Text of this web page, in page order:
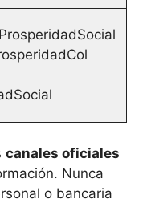
canales oficiales
Nunca
o bancaria